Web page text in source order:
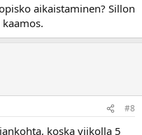
aikaistaminen? Sillon
#8
koska viikolla 5